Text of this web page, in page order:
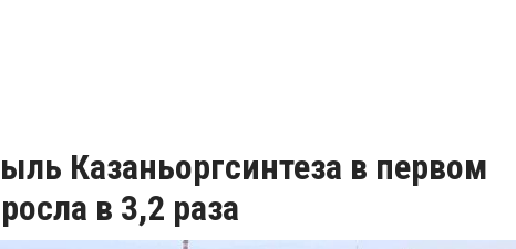
Казаньоргсинтеза в первом
в 3,2 раза